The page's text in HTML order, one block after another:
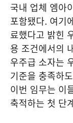
국내 업체 엠아
포함됐다. 여기
료했다고 밝힌
용 조건에서의
우주급 소자는
기준을 충족하
이번 임무는 이
축적하는 첫 단